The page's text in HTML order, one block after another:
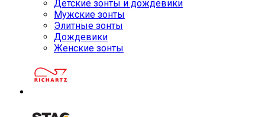
Детские зонты и дождевики
Мужские зонты
Элитные зонты
Дождевики
Женские зонты